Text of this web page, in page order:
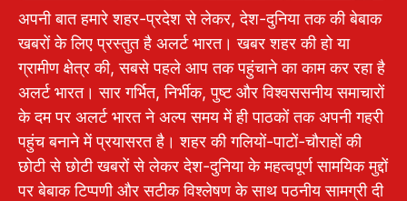
अपनी बात हमारे शहर-प्रदेश से लेकर, देश-दुनिया तक की बेबाक
खबरों के लिए प्रस्तुत है अलर्ट भारत। खबर शहर की हो या
ग्रामीण क्षेत्र की, सबसे पहले आप तक पहुंचाने का काम कर रहा है
अलर्ट भारत। सार गर्भित, निर्भीक, पुष्ट और विश्वससनीय समाचारों
के दम पर अलर्ट भारत ने अल्प समय में ही पाठकों तक अपनी गहरी
पहुंच बनाने में प्रयासरत है। शहर की गलियों-पाटों-चौराहों की
छोटी से छोटी खबरों से लेकर देश-दुनिया के महत्वपूर्ण सामयिक मुद्दों
पर बेबाक टिप्पणी और सटीक विश्लेषण के साथ पठनीय सामग्री दी